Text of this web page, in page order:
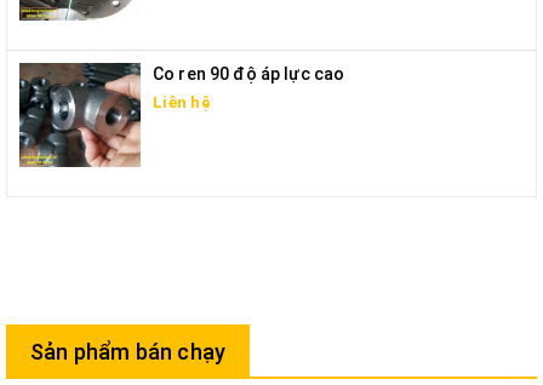
Co ren 90 độ áp lực cao
Liên hệ
Sản phẩm bán chạy